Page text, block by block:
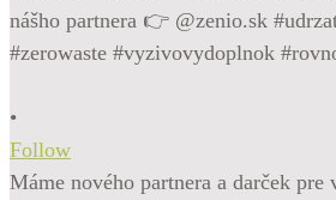
•
Follow
Máme nového partnera a darček pre